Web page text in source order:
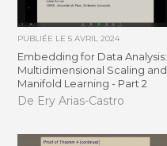
PUBLIÉE LE5 AVRIL 2024
Embedding for Data Analysis:
Multidimensional Scaling and
Manifold Learning - Part 2
De Ery Arias-Castro